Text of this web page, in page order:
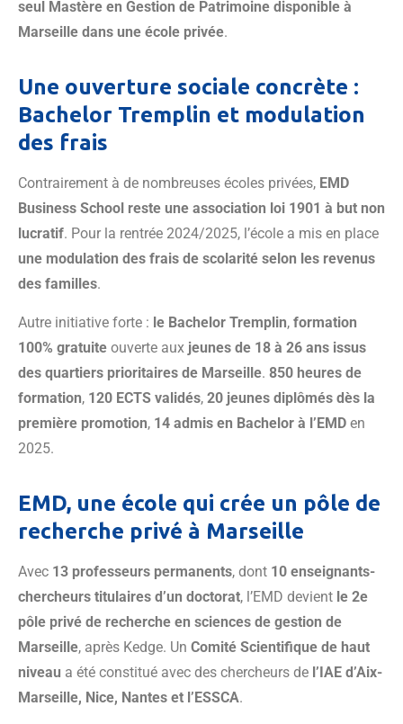
seul Mastère en Gestion de Patrimoine disponible à
Marseille dans une école privée.
Une ouverture sociale concrète :
Bachelor Tremplin et modulation
des frais
Contrairement à de nombreuses écoles privées, EMD
Business School reste une association loi 1901 à but non
lucratif. Pour la rentrée 2024/2025, l’école a mis en place
une modulation des frais de scolarité selon les revenus
des familles.
Autre initiative forte : le Bachelor Tremplin, formation
100% gratuite ouverte aux jeunes de 18 à 26 ans issus
des quartiers prioritaires de Marseille. 850 heures de
formation, 120 ECTS validés, 20 jeunes diplômés dès la
première promotion, 14 admis en Bachelor à l’EMD en
2025.
EMD, une école qui crée un pôle de
recherche privé à Marseille
Avec 13 professeurs permanents, dont 10 enseignants-
chercheurs titulaires d’un doctorat, l’EMD devient le 2e
pôle privé de recherche en sciences de gestion de
Marseille, après Kedge. Un Comité Scientifique de haut
niveau a été constitué avec des chercheurs de l’IAE d’Aix-
Marseille, Nice, Nantes et l’ESSCA.